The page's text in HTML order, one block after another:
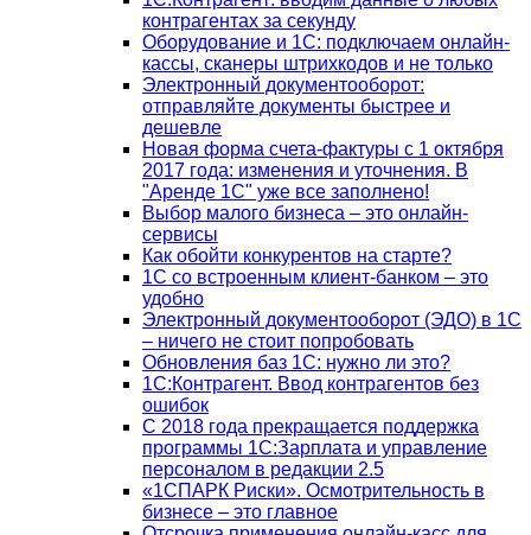
контрагентах за секунду
Оборудование и 1С: подключаем онлайн-
кассы, сканеры штрихкодов и не только
Электронный документооборот:
отправляйте документы быстрее и
дешевле
Новая форма счета-фактуры с 1 октября
2017 года: изменения и уточнения. В
"Аренде 1С" уже все заполнено!
Выбор малого бизнеса – это онлайн-
сервисы
Как обойти конкурентов на старте?
1C со встроенным клиент-банком – это
удобно
Электронный документооборот (ЭДО) в 1С
– ничего не стоит попробовать
Обновления баз 1С: нужно ли это?
1С:Контрагент. Ввод контрагентов без
ошибок
С 2018 года прекращается поддержка
программы 1С:Зарплата и управление
персоналом в редакции 2.5
«1СПАРК Риски». Осмотрительность в
бизнесе – это главное